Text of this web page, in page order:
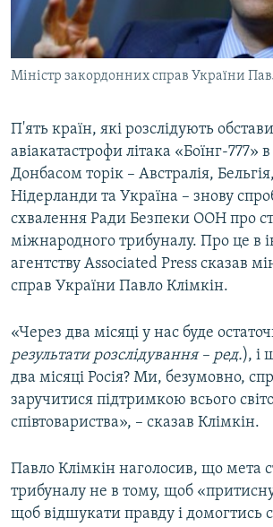
ВІДЕОУРОКИ «ELIFBE»
СВІДЧЕННЯ ОКУПАЦІЇ
УКРАЇНСЬКА ПРОБЛЕМА КРИМУ
Русский
Qırımtatar
Усі сайти RFE/RL
Міністр закордонних справ України
П'ять країн, які розслідують
авіакатастрофи літака «Боїнг-777»
Донбасом торік – Австралія,
Нідерланди та Україна – знову
схвалення Ради Безпеки ООН про
міжнародного трибуналу. Про це в
агентству Associated Press сказав
справ України Павло Клімкін.
«Через два місяці у нас буде
результати розслідування –​ ред.), і
два місяці Росія? Ми, безумовно,
заручитися підтримкою всього
співтовариства», – сказав Клімкін.
Павло Клімкін наголосив, що мета
трибуналу не в тому, щоб
щоб відшукати правду і домогтись